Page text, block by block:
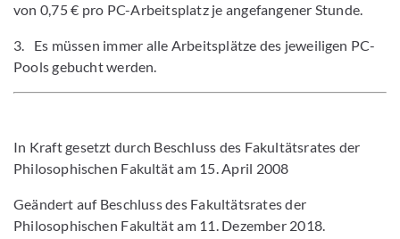
von 0,75 € pro PC-Arbeitsplatz je angefangener Stunde.
3. Es müssen immer alle Arbeitsplätze des jeweiligen PC-
Pools gebucht werden.
In Kraft gesetzt durch Beschluss des Fakultätsrates der
Philosophischen Fakultät am 15. April 2008
Geändert auf Beschluss des Fakultätsrates der
Philosophischen Fakultät am 11. Dezember 2018.